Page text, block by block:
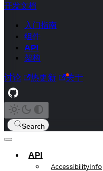
开发文档
入门指南
组件
API
架构
讨论 热更新 关于
Search
API
AccessibilityInfo